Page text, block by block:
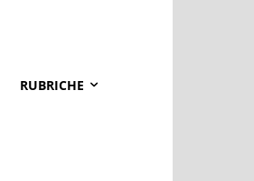
RUBRICHE